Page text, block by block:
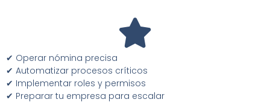
✔ Operar nómina precisa
✔ Automatizar procesos críticos
✔ Implementar roles y permisos
✔ Preparar tu empresa para escalar